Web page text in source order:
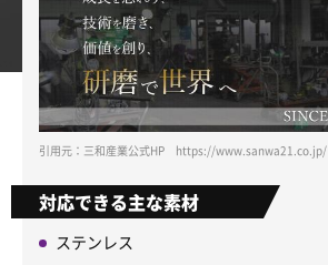
引用元：三和産業公式HP https://www.sanwa21.co.jp/
対応できる主な素材
ステンレス